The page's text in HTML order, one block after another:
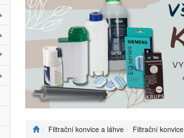
Filtrační konvice a láhve Filtrační konvice